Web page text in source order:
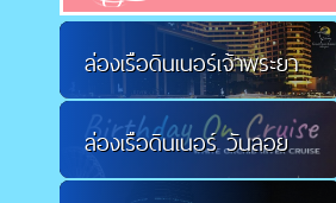
ล่องเรือดินเนอร์เจ้าพระยา
ล่องเรือดินเนอร์ วันลอย